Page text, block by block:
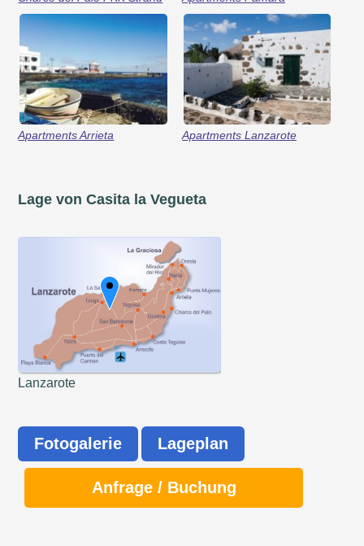
Apartments Arrieta Apartments Lanzarote
Lage von Casita la Vegueta
Lanzarote
Fotogalerie Lageplan
Anfrage / Buchung